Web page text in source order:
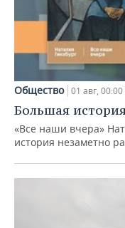
Общество 01 авг, 00:00
Большая
«Все наши вчера»
история незаметно